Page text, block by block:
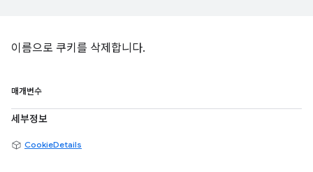
이름으로 쿠키를 삭제합니다.
매개변수
세부정보
CookieDetails